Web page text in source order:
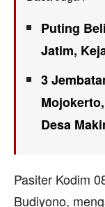
Puting
Jatim,
3
Desa
Pasiter Kodim
Budiyono,